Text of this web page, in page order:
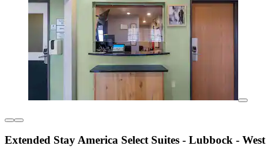
Extended Stay America Select Suites - Lubbock - West